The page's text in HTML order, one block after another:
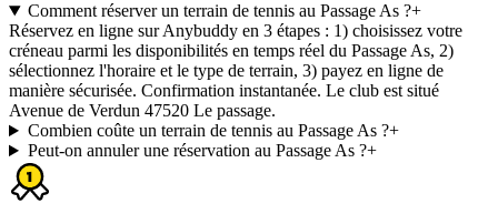
Comment réserver un terrain de tennis au Passage As ?+
Réservez en ligne sur Anybuddy en 3 étapes : 1) choisissez votre
créneau parmi les disponibilités en temps réel du Passage As, 2)
sélectionnez l'horaire et le type de terrain, 3) payez en ligne de
manière sécurisée. Confirmation instantanée. Le club est situé
Avenue de Verdun 47520 Le passage.
Combien coûte un terrain de tennis au Passage As ?+
Peut-on annuler une réservation au Passage As ?+